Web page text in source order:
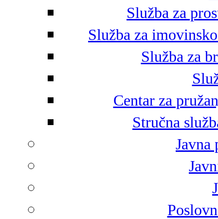
Služba za
Služba za
Služba za
Centar za
Stručna
Javna